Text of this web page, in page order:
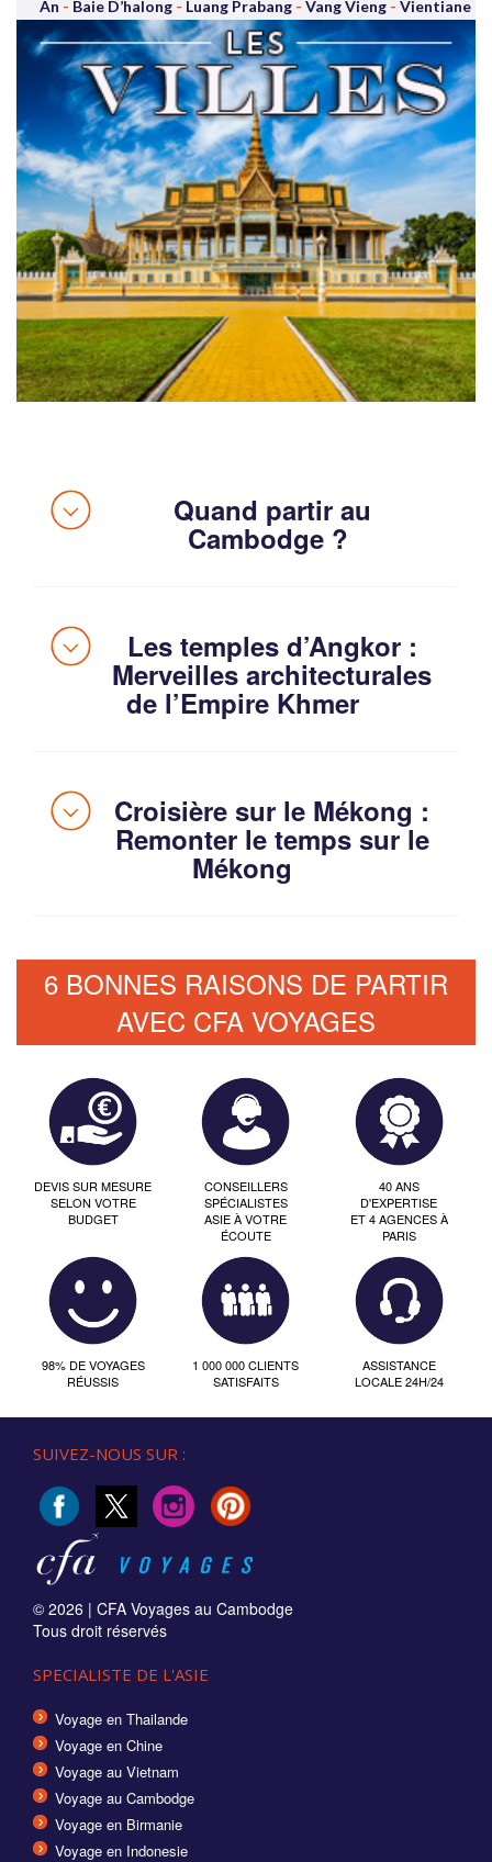
An - Baie D’halong - Luang Prabang - Vang Vieng - Vientiane
Quand partir au
Cambodge ?
Les temples d’Angkor :
Merveilles architecturales
de l’Empire Khmer
Croisière sur le Mékong :
Remonter le temps sur le
Mékong
6 BONNES RAISONS DE PARTIR
AVEC CFA VOYAGES
DEVIS SUR MESURE
SELON VOTRE
BUDGET
CONSEILLERS
SPÉCIALISTES
ASIE À VOTRE
ÉCOUTE
40 ANS
D'EXPERTISE
ET 4 AGENCES À
PARIS
98% DE VOYAGES
RÉUSSIS
1 000 000 CLIENTS
SATISFAITS
ASSISTANCE
LOCALE 24H/24
SUIVEZ-NOUS SUR :
© 2026 | CFA Voyages au Cambodge
Tous droit réservés
SPECIALISTE DE L'ASIE
Voyage en Thailande
Voyage en Chine
Voyage au Vietnam
Voyage au Cambodge
Voyage en Birmanie
Voyage en Indonesie